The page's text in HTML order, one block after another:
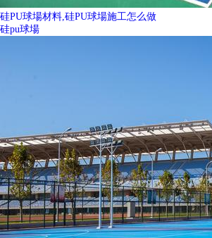
硅PU球場材料,硅PU球場施工怎么做
硅pu球場